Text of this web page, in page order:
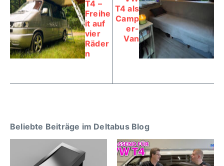
T4 –
Freihe
it auf
vier
Räder
n
T4 als
Camp
er-
Van
Beliebte Beiträge im Deltabus Blog